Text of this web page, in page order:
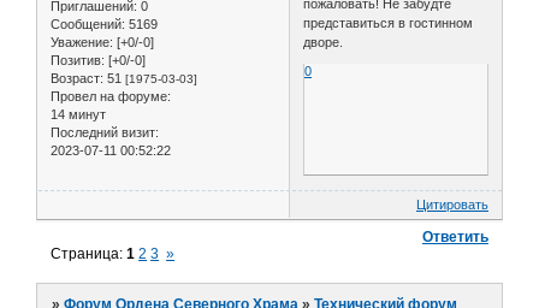
Приглашений: 0
Сообщений: 5169
Уважение: [+0/-0]
Позитив: [+0/-0]
Возраст: 51 [1975-03-03]
Провел на форуме:
14 минут
Последний визит:
2023-07-11 00:52:22
пожаловать! Не забудте
представиться в гостинном
дворе.
0
Цитировать
Ответить
Страница:1 2 3 »
»Форум Ордена Северного Храма »Технический форум